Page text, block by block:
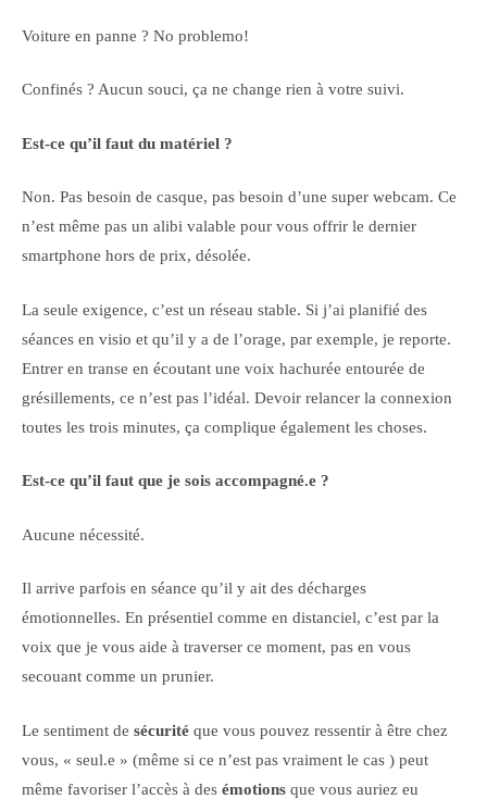
Voiture en panne ? No problemo!
Confinés ? Aucun souci, ça ne change rien à votre suivi.
Est-ce qu’il faut du matériel ?
Non. Pas besoin de casque, pas besoin d’une super webcam. Ce
n’est même pas un alibi valable pour vous offrir le dernier
smartphone hors de prix, désolée.
La seule exigence, c’est un réseau stable. Si j’ai planifié des
séances en visio et qu’il y a de l’orage, par exemple, je reporte.
Entrer en transe en écoutant une voix hachurée entourée de
grésillements, ce n’est pas l’idéal. Devoir relancer la connexion
toutes les trois minutes, ça complique également les choses.
Est-ce qu’il faut que je sois accompagné.e ?
Aucune nécessité.
Il arrive parfois en séance qu’il y ait des décharges
émotionnelles. En présentiel comme en distanciel, c’est par la
voix que je vous aide à traverser ce moment, pas en vous
secouant comme un prunier.
Le sentiment de sécurité que vous pouvez ressentir à être chez
vous, « seul.e » (même si ce n’est pas vraiment le cas ) peut
même favoriser l’accès à des émotions que vous auriez eu